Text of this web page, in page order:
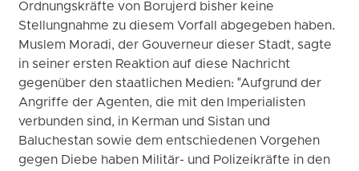
Ordnungskräfte von Borujerd bisher keine
Stellungnahme zu diesem Vorfall abgegeben haben.
Muslem Moradi, der Gouverneur dieser Stadt, sagte
in seiner ersten Reaktion auf diese Nachricht
gegenüber den staatlichen Medien: "Aufgrund der
Angriffe der Agenten, die mit den Imperialisten
verbunden sind, in Kerman und Sistan und
Baluchestan sowie dem entschiedenen Vorgehen
gegen Diebe haben Militär- und Polizeikräfte in den